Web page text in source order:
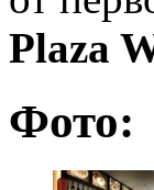
Plaza
Фото: